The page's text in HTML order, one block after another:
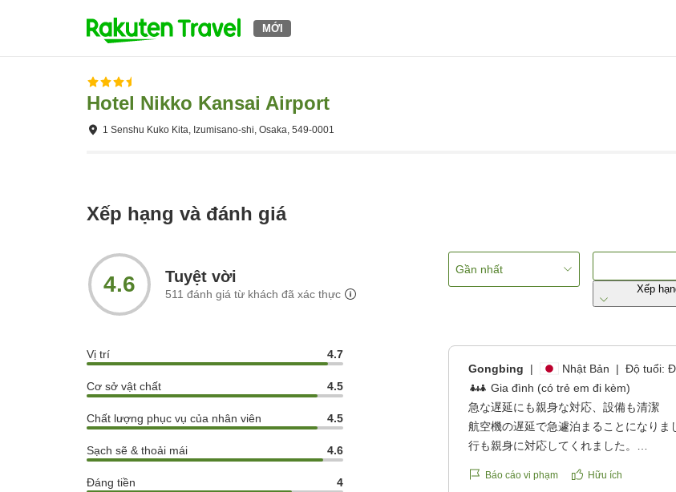
MỚI
Hotel Nikko Kansai Airport
1 Senshu Kuko Kita, Izumisano-shi, Osaka, 549-0001
Xếp hạng và đánh giá
4.6 Tuyệt vời
511 đánh giá từ khách đã xác thực
Vị trí 4.7
Cơ sở vật chất 4.5
Chất lượng phục vụ của nhân viên 4.5
Sạch sẽ & thoải mái 4.6
Đáng tiền 4
Gần nhất
Xếp
Gongbing | Nhật Bản | Độ tuổi:
Gia đình (có trẻ em đi kèm)
急な遅延にも親身な対応、設備も清潔
航空機の遅延で急遽泊まることになりま
行も親身に対応してくれました。
も綺麗なホテルでした。
Báo cáo vi phạm Hữu ích